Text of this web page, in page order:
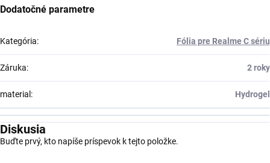
Dodatočné parametre
Kategória: Fólia pre Realme C sériu
Záruka: 2 roky
material: Hydrogel
Diskusia
Buďte prvý, kto napíše príspevok k tejto položke.